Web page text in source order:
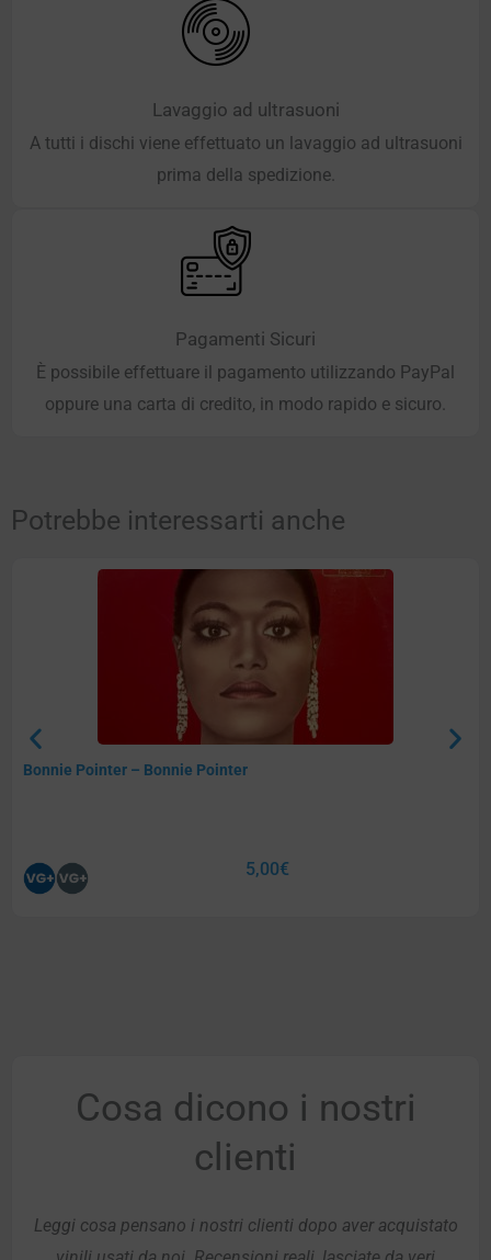
Lavaggio ad ultrasuoni
A tutti i dischi viene effettuato un lavaggio ad ultrasuoni
prima della spedizione.
Pagamenti Sicuri
È possibile effettuare il pagamento utilizzando PayPal
oppure una carta di credito, in modo rapido e sicuro.
Potrebbe interessarti anche
Bonnie Pointer – Bonnie Pointer
5,00€
Cosa dicono i nostri
clienti
Leggi cosa pensano i nostri clienti dopo aver acquistato